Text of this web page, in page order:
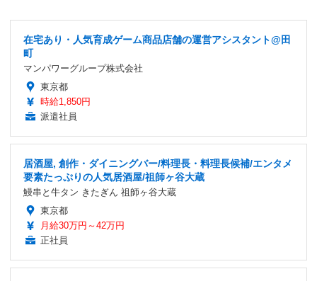
在宅あり・人気育成ゲーム商品店舗の運営アシスタント@田
町
マンパワーグループ株式会社
東京都
時給1,850円
派遣社員
居酒屋, 創作・ダイニングバー/料理長・料理長候補/エンタメ
要素たっぷりの人気居酒屋/祖師ヶ谷大蔵
鰻串と牛タン きたぎん 祖師ヶ谷大蔵
東京都
月給30万円～42万円
正社員